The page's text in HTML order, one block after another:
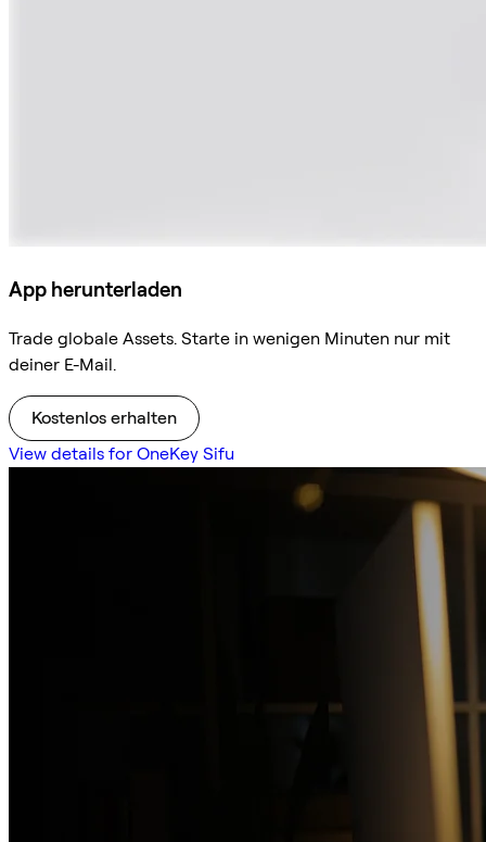
App herunterladen
Trade globale Assets. Starte in wenigen Minuten nur mit
deiner E-Mail.
Kostenlos erhalten
View details for OneKey Sifu